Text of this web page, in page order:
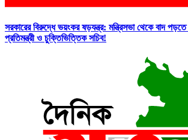
সরকারের বিরুদ্ধে ভয়ংকর ষড়যন্ত্র: মন্ত্রিসভা থেকে বাদ পড়তে
প্রতিমন্ত্রী ও চুক্তিভিত্তিক সচিব!